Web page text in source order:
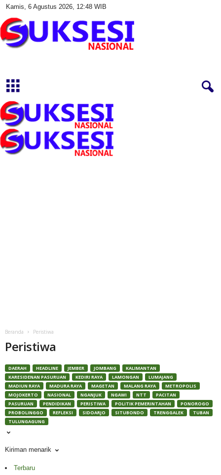
Kamis, 6 Agustus 2026, 12:48 WIB
s
i
a
s
Beranda Peristiwa
Peristiwa
DAERAH HEADLINE JEMBER JOMBANG
KALIMANTAN
KARESIDENAN PASURUAN
KEDIRI RAYA LAMONGAN
LUMAJANG
MADIUN RAYA
MADURA RAYA MAGETAN MALANG RAYA
METROPOLIS
MOJOKERTO
NASIONAL NGANJUK NGAWI NTT
PACITAN
PASURUAN
PENDIDIKAN PERISTIWA POLITIK PEMERINTAHAN
PONOROGO
PROBOLINGGO
REFLEKSI SIDOARJO SITUBONDO TRENGGALEK
TUBAN
TULUNGAGUNG
Kiriman menarik
Terbaru